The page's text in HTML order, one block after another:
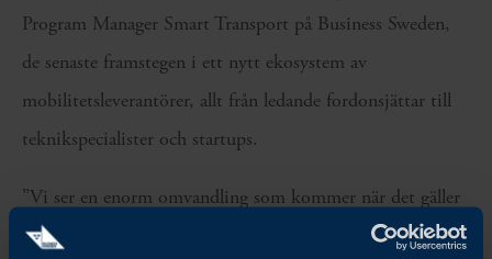
Program Manager Smart Transport på Business Sweden,
de senaste framstegen i ett nytt ekosystem av
mobilitetsleverantörer, allt från ledande fordonsjättar till
teknikspecialister och startups.
”Vi ser en enorm omvandling som kommer när det gäller
elektrifiering i Sverige. Men det är bara början. Sverige